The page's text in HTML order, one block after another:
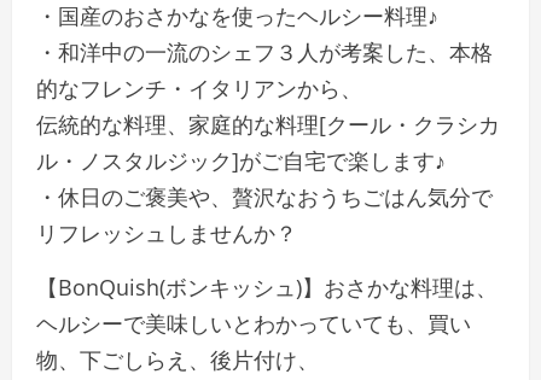
・国産のおさかなを使ったヘルシー料理♪
・和洋中の一流のシェフ３人が考案した、本格
的なフレンチ・イタリアンから、
伝統的な料理、家庭的な料理[クール・クラシカ
ル・ノスタルジック]がご自宅で楽します♪
・休日のご褒美や、贅沢なおうちごはん気分で
リフレッシュしませんか？
【BonQuish(ボンキッシュ)】おさかな料理は、
ヘルシーで美味しいとわかっていても、買い
物、下ごしらえ、後片付け、